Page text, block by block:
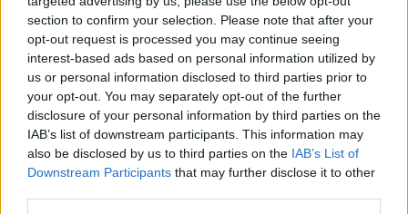
section to confirm your selection. Please note that after your
opt-out request is processed you may continue seeing
interest-based ads based on personal information utilized by
us or personal information disclosed to third parties prior to
your opt-out. You may separately opt-out of the further
disclosure of your personal information by third parties on the
IAB’s list of downstream participants. This information may
also be disclosed by us to third parties on the IAB’s List of
Downstream Participants that may further disclose it to other
Incendi, a San Pasquale arriva il Campo Base:
l’inaugurazione
Andrea Mura conquista Palau: grande
partecipazione per il suo racconto
Calangianus, allarme sul centro accoglienza
minori, Albieri: “Episodi gravissimi”